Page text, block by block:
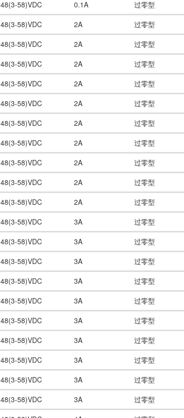
48(3-58)VDC 0.1A 过零型
48(3-58)VDC 2A 过零型
48(3-58)VDC 2A 过零型
48(3-58)VDC 2A 过零型
48(3-58)VDC 2A 过零型
48(3-58)VDC 2A 过零型
48(3-58)VDC 2A 过零型
48(3-58)VDC 2A 过零型
48(3-58)VDC 2A 过零型
48(3-58)VDC 2A 过零型
48(3-58)VDC 2A 过零型
48(3-58)VDC 3A 过零型
48(3-58)VDC 3A 过零型
48(3-58)VDC 3A 过零型
48(3-58)VDC 3A 过零型
48(3-58)VDC 3A 过零型
48(3-58)VDC 3A 过零型
48(3-58)VDC 3A 过零型
48(3-58)VDC 3A 过零型
48(3-58)VDC 3A 过零型
48(3-58)VDC 3A 过零型